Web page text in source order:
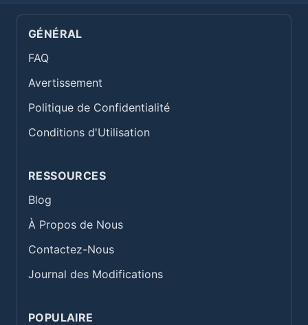
GÉNÉRAL
FAQ
Avertissement
Politique de Confidentialité
Conditions d'Utilisation
RESSOURCES
Blog
À Propos de Nous
Contactez-Nous
Journal des Modifications
POPULAIRE